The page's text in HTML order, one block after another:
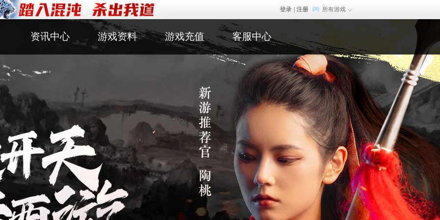
登录 注册 所有游戏
资讯中心 游戏资料 游戏充值 客服中心